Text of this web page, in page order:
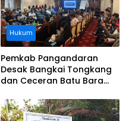
Hukum
Pemkab Pangandaran
Desak Bangkai Tongkang
dan Ceceran Batu Bara
Buruknya Koordinasi
Perusahaan